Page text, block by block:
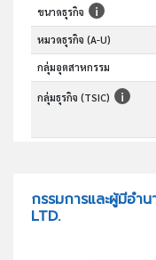
ขนาดธุรกิจ
หมวดธุรกิจ (A-U)
กลุ่มอุตสาหกรรม
กลุ่มธุรกิจ (TSIC)
กรรมการและผู้มีอำ
LTD.